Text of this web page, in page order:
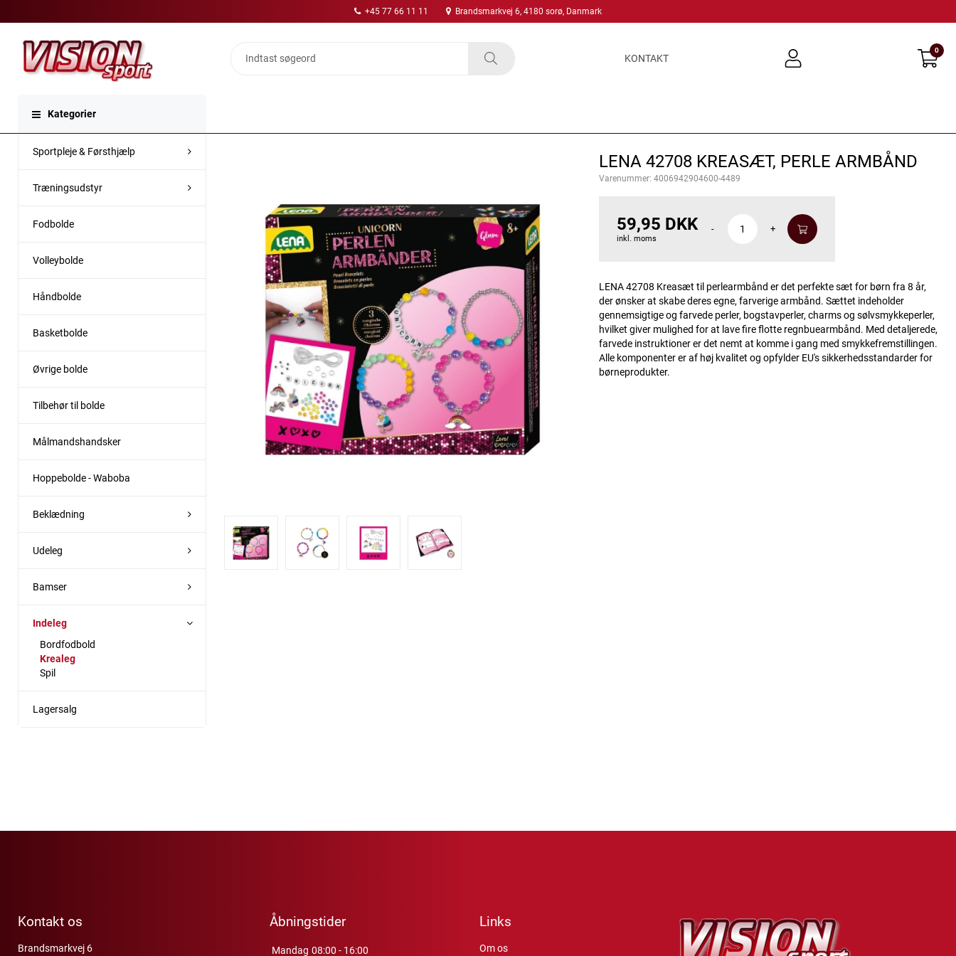
+45 77 66 11 11 Brandsmarkvej 6, 4180 sorø, Danmark
KONTAKT
0
Kategorier
Sportpleje & Førsthjælp
Træningsudstyr
Fodbolde
Volleybolde
Håndbolde
Basketbolde
Øvrige bolde
Tilbehør til bolde
Målmandshandsker
Hoppebolde - Waboba
Beklædning
Udeleg
Bamser
Indeleg
Bordfodbold
Krealeg
Spil
Lagersalg
LENA 42708 KREASÆT, PERLE ARMBÅND
Varenummer: 4006942904600-4489
59,95 DKK
inkl. moms
- +
LENA 42708 Kreasæt til perlearmbånd er det perfekte sæt for børn fra 8 år,
der ønsker at skabe deres egne, farverige armbånd. Sættet indeholder
gennemsigtige og farvede perler, bogstavperler, charms og sølvsmykkeperler,
hvilket giver mulighed for at lave fire flotte regnbuearmbånd. Med detaljerede,
farvede instruktioner er det nemt at komme i gang med smykkefremstillingen.
Alle komponenter er af høj kvalitet og opfylder EU's sikkerhedsstandarder for
børneprodukter.
Kontakt os
Brandsmarkvej 6
Åbningstider
Mandag 08:00 - 16:00
Links
Om os